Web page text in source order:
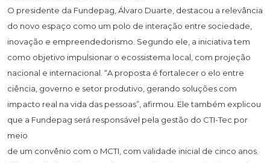
O presidente da Fundepag, Álvaro Duarte, destacou a relevância
do novo espaço como um polo de interação entre sociedade,
inovação e empreendedorismo. Segundo ele, a iniciativa tem
como objetivo impulsionar o ecossistema local, com projeção
nacional e internacional. “A proposta é fortalecer o elo entre
ciência, governo e setor produtivo, gerando soluções com
impacto real na vida das pessoas”, afirmou. Ele também explicou
que a Fundepag será responsável pela gestão do CTI-Tec por
meio
de um convênio com o MCTI, com validade inicial de cinco anos.